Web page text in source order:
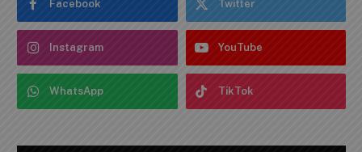
Facebook Twitter
Instagram YouTube
WhatsApp TikTok